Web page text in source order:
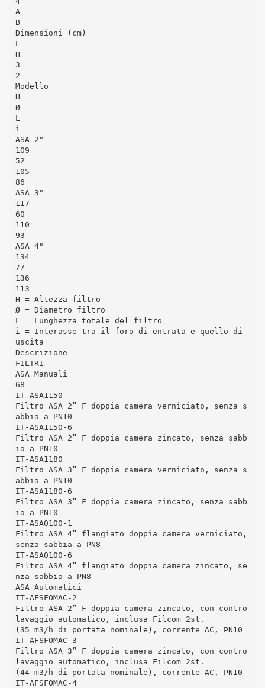
A
B
Dimensioni (cm)
L
H
3
2
Modello
H
Ø
L
i
ASA 2"
109
52
105
86
ASA 3"
117
60
110
93
ASA 4"
134
77
136
113
H = Altezza filtro
Ø = Diametro filtro
L = Lunghezza totale del filtro
i = Interasse tra il foro di entrata e quello di
uscita
Descrizione
FILTRI
ASA Manuali
68
IT-ASA1150
Filtro ASA 2” F doppia camera verniciato, senza s
abbia a PN10
IT-ASA1150-6
Filtro ASA 2” F doppia camera zincato, senza sabb
ia a PN10
IT-ASA1180
Filtro ASA 3” F doppia camera verniciato, senza s
abbia a PN10
IT-ASA1180-6
Filtro ASA 3” F doppia camera zincato, senza sabb
ia a PN10
IT-ASA0100-1
Filtro ASA 4” flangiato doppia camera verniciato,
senza sabbia a PN8
IT-ASA0100-6
Filtro ASA 4” flangiato doppia camera zincato, se
nza sabbia a PN8
ASA Automatici
IT-AFSFOMAC-2
Filtro ASA 2” F doppia camera zincato, con contro
lavaggio automatico, inclusa Filcom 2st.
(35 m3/h di portata nominale), corrente AC, PN10
IT-AFSFOMAC-3
Filtro ASA 3” F doppia camera zincato, con contro
lavaggio automatico, inclusa Filcom 2st.
(44 m3/h di portata nominale), corrente AC, PN10
IT-AFSFOMAC-4